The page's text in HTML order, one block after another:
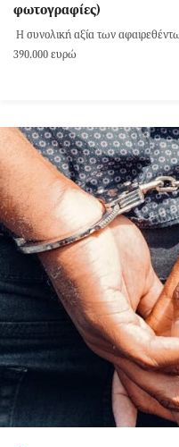
φωτογραφίες)
Η συνολική αξία των
390.000 ευρώ